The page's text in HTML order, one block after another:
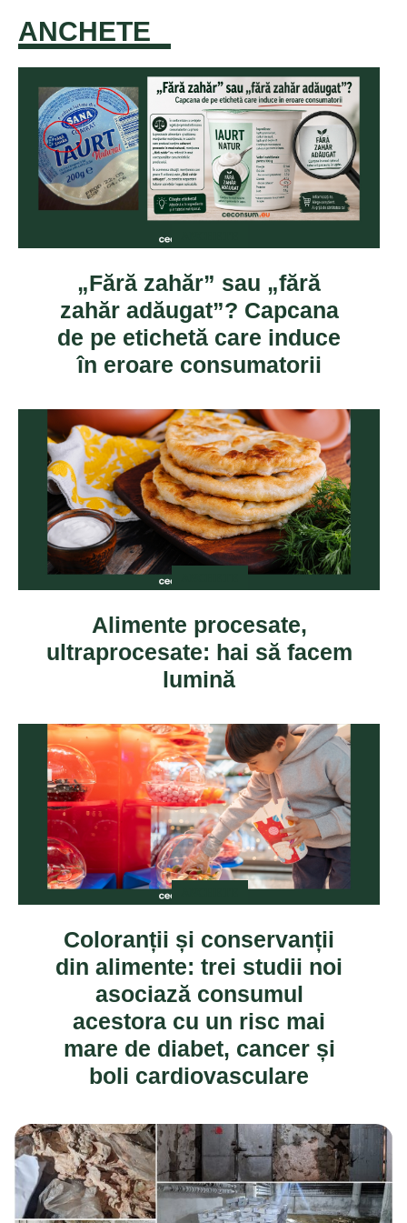
ANCHETE
„Fără zahăr” sau „fără
zahăr adăugat”? Capcana
de pe etichetă care induce
în eroare consumatorii
Alimente procesate,
ultraprocesate: hai să facem
lumină
Coloranții și conservanții
din alimente: trei studii noi
asociază consumul
acestora cu un risc mai
mare de diabet, cancer și
boli cardiovasculare